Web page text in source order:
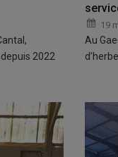
2022
19
Au